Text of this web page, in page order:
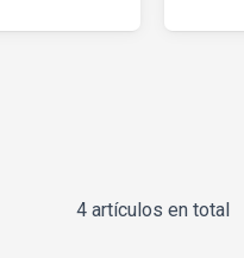
4 artículos en total